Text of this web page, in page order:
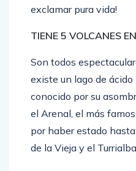
exclamar pura vida!
TIENE 5 VOLCANES
Son todos
existe un lago de
conocido por su
el Arenal, el más
por haber estado
de la Vieja y el